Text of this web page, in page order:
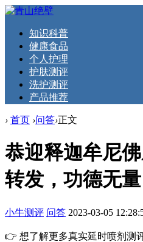
知识科普
健康食品
个人护理
护肤测评
洗护测评
产品推荐
› 首页 ›问答›正文
恭迎释迦牟尼
转发，功德无量
小牛测评 问答 2023-03-05
👉 想了解更多真实延时喷剂测